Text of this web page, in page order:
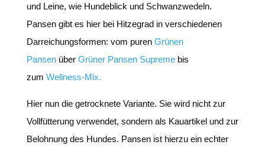
und Leine, wie Hundeblick und Schwanzwedeln.
Pansen gibt es hier bei Hitzegrad in verschiedenen
Darreichungsformen: vom puren Grünen
Pansenüber Grüner Pansen Supremebis
zum Wellness-Mix.
Hier nun die getrocknete Variante. Sie wird nicht zur
Vollfütterung verwendet, sondern als Kauartikel und zur
Belohnung des Hundes. Pansen ist hierzu ein echter